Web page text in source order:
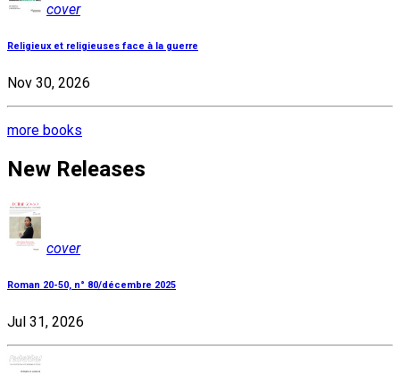
cover
Religieux et religieuses face à la guerre
Nov 30, 2026
more books
New Releases
cover
Roman 20-50, n° 80/décembre 2025
Jul 31, 2026